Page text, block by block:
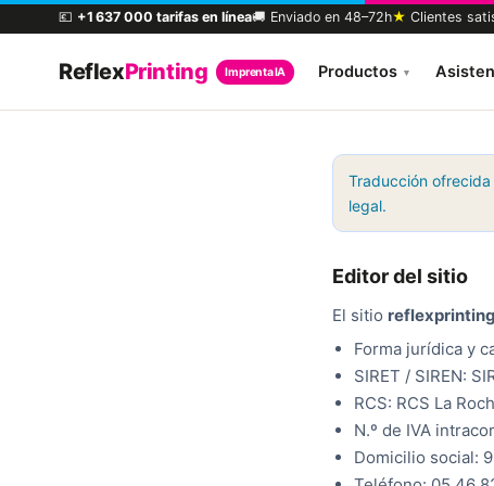
💶 +1 637 000 tarifas en línea🚚 Enviado en 48–72h★ Clientes
ReflexPrinting Imprenta IA Productos ▾
Traducción
legal.
Editor del sitio
El sitio
Forma jurídica y
SIRET / SIREN:
RCS: RCS La
N.º de IVA
Domicilio social: